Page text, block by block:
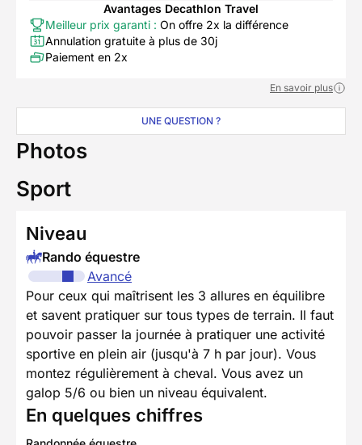
Avantages Decathlon Travel
Meilleur prix garanti : On offre 2x la différence
Annulation gratuite à plus de 30j
Paiement en 2x
En savoir plus
UNE QUESTION ?
Photos
Sport
Niveau
Rando équestre
Avancé
Pour ceux qui maîtrisent les 3 allures en équilibre
et savent pratiquer sur tous types de terrain. Il faut
pouvoir passer la journée à pratiquer une activité
sportive en plein air (jusqu'à 7 h par jour). Vous
montez régulièrement à cheval. Vous avez un
galop 5/6 ou bien un niveau équivalent.
En quelques chiffres